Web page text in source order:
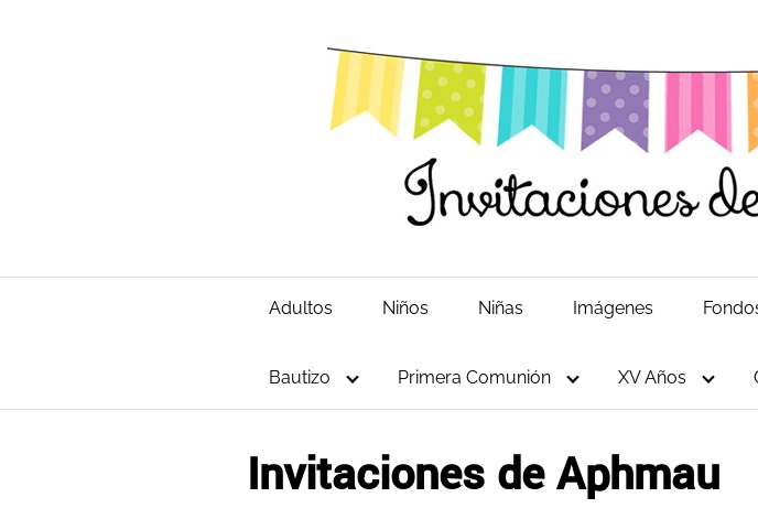
Adultos Niños Niñas Imágenes
Bautizo Primera Comunión XV Años
Invitaciones de Aphmau